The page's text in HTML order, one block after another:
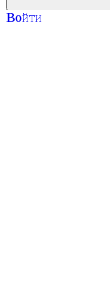
Войти